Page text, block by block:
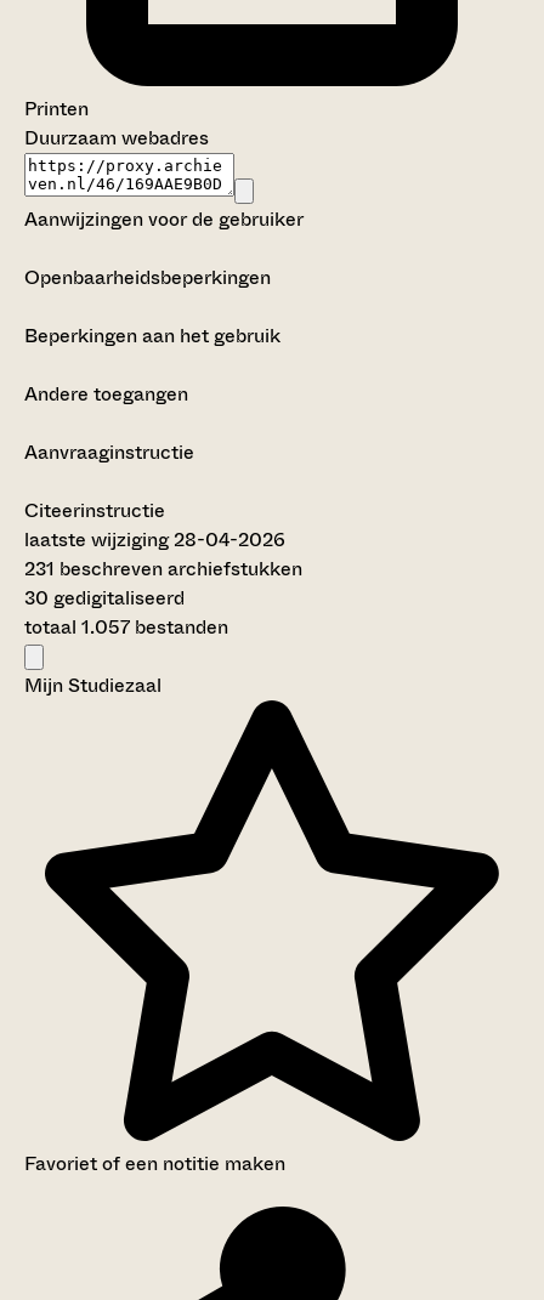
Printen
Duurzaam webadres
Aanwijzingen voor de gebruiker
Openbaarheidsbeperkingen
Beperkingen aan het gebruik
Andere toegangen
Aanvraaginstructie
Citeerinstructie
laatste wijziging 28-04-2026
231 beschreven archiefstukken
30 gedigitaliseerd
totaal 1.057 bestanden
Mijn Studiezaal
Favoriet of een notitie maken